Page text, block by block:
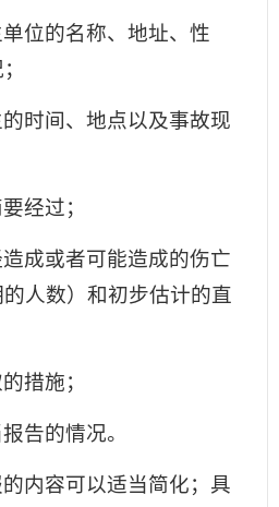
单位的名称、地址、性
的时间、地点以及事故现
经过；
造成或者可能造成的伤亡
人数）和初步估计的直
措施；
告的情况。
内容可以适当简化；具